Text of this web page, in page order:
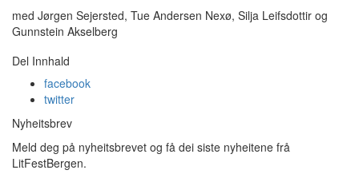
med Jørgen Sejersted, Tue Andersen Nexø, Silja Leifsdottir og
Gunnstein Akselberg
Del Innhald
facebook
twitter
Nyheitsbrev
Meld deg på nyheitsbrevet og få dei siste nyheitene frå
LitFestBergen.